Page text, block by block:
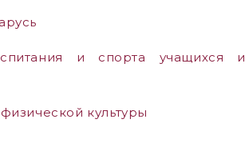
и спорта учащихся и
культуры